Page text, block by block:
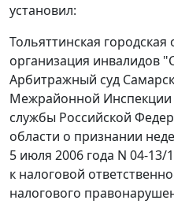
установил:
Тольяттинская
организация инвалидов
Арбитражный суд
Межрайонной Инспекции
службы Российской
области о признании
5 июля 2006 года N 04-
к налоговой
налогового